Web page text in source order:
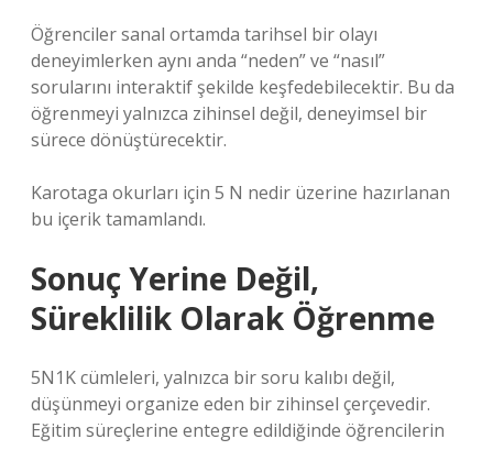
Öğrenciler sanal ortamda tarihsel bir olayı
deneyimlerken aynı anda “neden” ve “nasıl”
sorularını interaktif şekilde keşfedebilecektir. Bu da
öğrenmeyi yalnızca zihinsel değil, deneyimsel bir
sürece dönüştürecektir.
Karotaga okurları için 5 N nedir üzerine hazırlanan
bu içerik tamamlandı.
Sonuç Yerine Değil,
Süreklilik Olarak Öğrenme
5N1K cümleleri, yalnızca bir soru kalıbı değil,
düşünmeyi organize eden bir zihinsel çerçevedir.
Eğitim süreçlerine entegre edildiğinde öğrencilerin